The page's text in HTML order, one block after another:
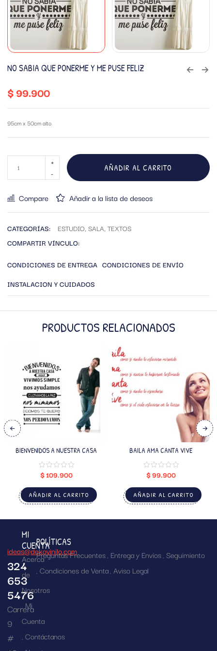
NO SABIA QUE PONERME Y ME PUSE FELIZ
$99.900
95cm x 50cm alto
AÑADIR AL CARRITO
Compare Añadir a la lista de deseos
CATEGORÍAS: ESTUDIO, SALA, TEXTOS
COMPARTIR VÍNCULO:
CONDICIONES DE ENTREGA CONDICIONES DE ENVÍO
INSTALACION Y CUIDADOS
PRODUCTOS RELACIONADOS
BIENVENIDOS A NUESTRA CASA
$109.900
AÑADIR AL CARRITO
BAILA AMA CANTA VIVE
$99.900
AÑADIR AL CARRITO
ideas@dekovinilo.com
324
653
5476
Carrera
9
#
MI
CUENTA
Acerca
de
Nosotros
Mi
Cuenta
Contáctanos
POLÍTICAS
Preguntas Frecuentes Entrega y Envíos Seguimiento
Condiciones de Venta Aviso Legal